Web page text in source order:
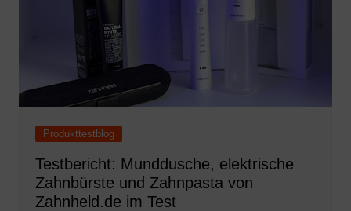
Produkttestblog
Testbericht: Munddusche, elektrische
Zahnbürste und Zahnpasta von
Zahnheld.de im Test